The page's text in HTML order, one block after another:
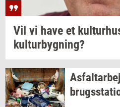
Vil vi have et
kul­tur­byg­ning?